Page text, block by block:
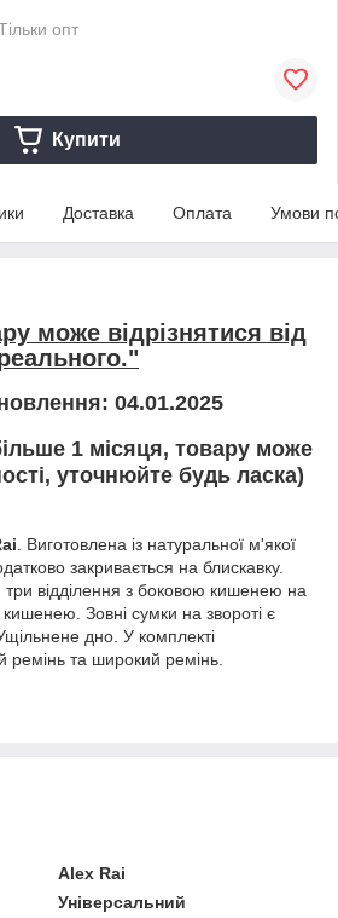
опт
Купити
Доставка Оплата Умови
може відрізнятися від
04.01.2025
1 місяця, товару може
уточнюйте будь ласка)
. Виготовлена ​​із натуральної м'якої
закривається на блискавку.
три відділення з боковою кишенею на
кишенею. Зовні сумки на звороті є
дно. У комплекті
ремінь та широкий ремінь.
Alex Rai
Універсальний